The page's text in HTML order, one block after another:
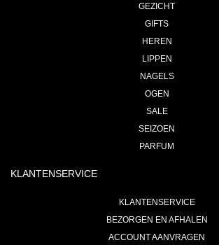
GEZICHT
GIFTS
HEREN
LIPPEN
NAGELS
OGEN
SALE
SEIZOEN
PARFUM
KLANTENSERVICE
KLANTENSERVICE
BEZORGEN EN AFHALEN
ACCOUNT AANVRAGEN